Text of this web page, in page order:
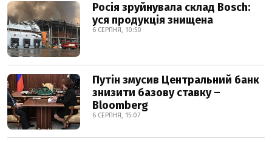
Росія зруйнувала склад Bosch:
уся продукція знищена
6 СЕРПНЯ, 10:50
Путін змусив Центральний банк
знизити базову ставку –
Bloomberg
6 СЕРПНЯ, 15:07